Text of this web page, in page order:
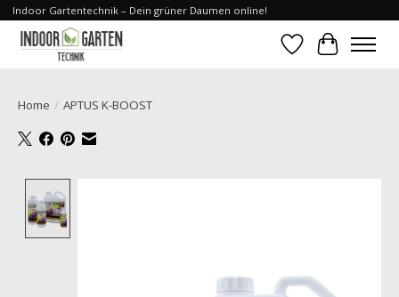
Indoor Gartentechnik – Dein grüner Daumen online!
Verlanglijst
Home / APTUS K-BOOST